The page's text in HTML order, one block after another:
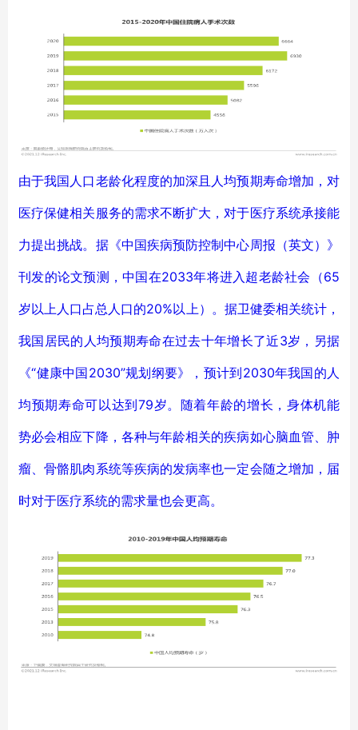
由于我国人口老龄化程度的加深且人均预期寿命增加，对
医疗保健相关服务的需求不断扩大，对于医疗系统承接能
力提出挑战。据《中国疾病预防控制中心周报（英文）》
刊发的论文预测，中国在2033年将进入超老龄社会（65
岁以上人口占总人口的20%以上）。据卫健委相关统计，
我国居民的人均预期寿命在过去十年增长了近3岁，另据
《“健康中国2030”规划纲要》，预计到2030年我国的人
均预期寿命可以达到79岁。随着年龄的增长，身体机能
势必会相应下降，各种与年龄相关的疾病如心脑血管、肿
瘤、骨骼肌肉系统等疾病的发病率也一定会随之增加，届
时对于医疗系统的需求量也会更高。